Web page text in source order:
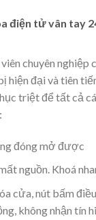
điện tử vân tay
chuyên nghiệp
hiện đại và tiên
triệt để tất cả
đóng mở được
nguồn. Khoá
cửa, nút bấm
không nhận tín